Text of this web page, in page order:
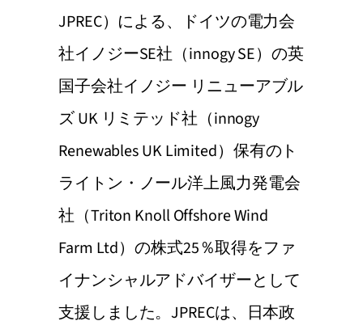
JPREC）による、ドイツの電力会
社イノジーSE社（innogy SE）の英
国子会社イノジー リニューアブル
ズ UK リミテッド社（innogy
Renewables UK Limited）保有のト
ライトン・ノール洋上風力発電会
社（Triton Knoll Offshore Wind
Farm Ltd）の株式25％取得をファ
イナンシャルアドバイザーとして
支援しました。JPRECは、日本政